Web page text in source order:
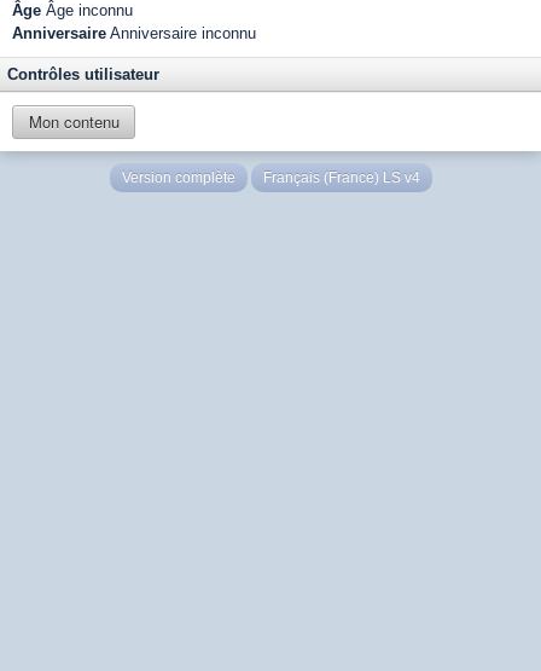
Âge Âge inconnu
Anniversaire Anniversaire inconnu
Contrôles utilisateur
Mon contenu
Version complète Français (France) LS v4